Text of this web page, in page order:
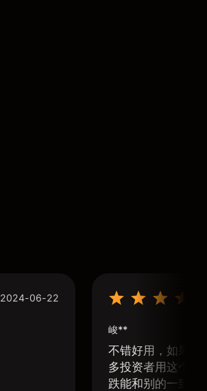
2024-06-22
峻**
不错好用，如果可
多投资者用这个软
跌能和别的一致那